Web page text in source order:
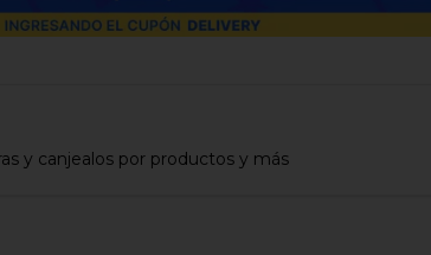
y canjealos por productos y más